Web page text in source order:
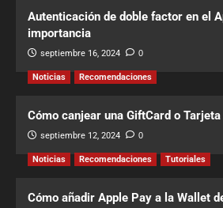
Autenticación de doble factor en el
importancia
septiembre 16, 2024 0
Noticias Recomendaciones
Cómo canjear una GiftCard o
septiembre 12, 2024 0
Noticias Recomendaciones Tutoriales
Cómo añadir Apple Pay a la Wallet